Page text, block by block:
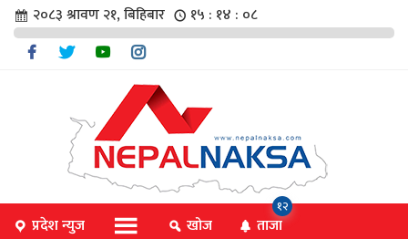
२०८३ श्रावण २१, बिहिबार १५ : १४ : ०८
प्रदेश न्युज खोज ताजा
१२